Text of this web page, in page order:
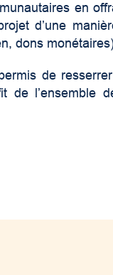
en
d’une
dons
de
de l’ensemble